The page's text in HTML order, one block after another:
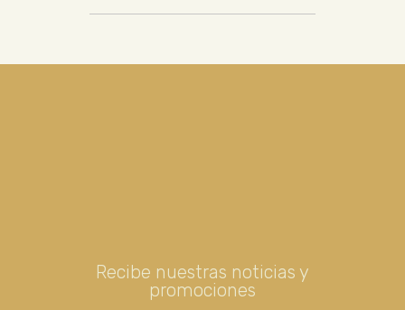
Recibe nuestras noticias y
promociones